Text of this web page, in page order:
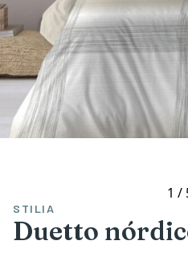
1 /
STILIA
Duetto